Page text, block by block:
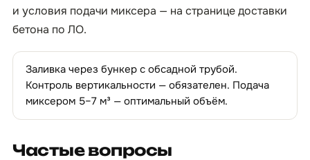
и условия подачи миксера — на страницедоставки
бетона по ЛО.
Заливка через бункер с обсадной трубой.
Контроль вертикальности — обязателен. Подача
миксером 5–7 м³ — оптимальный объём.
Частые вопросы